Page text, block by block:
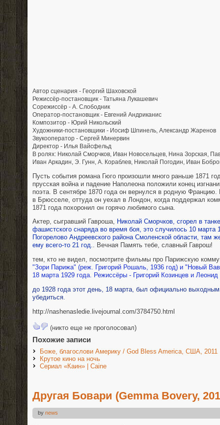
Автор сценария - Георгий Шаховской
Режиссёр-постановщик - Татьяна Лукашевич
Сорежиссёр - А. Слободник
Оператор-постановщик - Евгений Андриканис
Композитор - Юрий Никольский
Художники-постановщики - Иосиф Шпинель, Александр Жаренов
Звукооператор - Сергей Минервин
Директор - Илья Вайсфельд
В ролях: Николай Сморчков, Иван Новосельцев, Нина Зорская,
Иван Аркадин, Э. Гунн, А. Кораблев, Николай Погодин, Иван
Пусть события романа Гюго произошли много раньше 1871
прусская война и падение Наполеона положили конец
поэта. В сентябре 1870 года он вернулся в родную
в Брюсселе, оттуда он уехал в Лондон, когда поддержал
1871 года похоронил он горячо любимого сына.
Актер, сыгравший Гавроша, Николай Сморчков, сгорел в
фашистского снаряда во время боя, это случилось 10 марта
Погорелово Андреевского района Смоленской области, там
ему всего-то 21 год.. Вечная Память тебе, славный Гаврош!
тем, кто не видел, посмотрите фильмы про Парижскую
"Зори Парижа" (реж. Григорий Рошаль, 1936 год) и "Новый
18 марта 1929 года. Режиссёры - Григорий Козинцев и Леонид
до 1928 года этот день, 18 марта, был официально
убедиться.
http://nashenasledie.livejournal.com/3784750.html
(никто еще не проголосовал)
Похожие записи
Боже, благослови Америку / God Bless America, США, 2011
Крутое кино на ночь
Сериал «Каин» | Caine
Другая Бовари (Gemma Bovery,
by news